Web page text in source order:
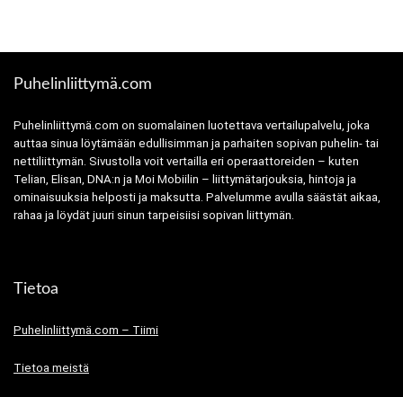
Puhelinliittymä.com
Puhelinliittymä.com on suomalainen luotettava vertailupalvelu, joka
auttaa sinua löytämään edullisimman ja parhaiten sopivan puhelin- tai
nettiliittymän. Sivustolla voit vertailla eri operaattoreiden – kuten
Telian, Elisan, DNA:n ja Moi Mobiilin – liittymätarjouksia, hintoja ja
ominaisuuksia helposti ja maksutta. Palvelumme avulla säästät aikaa,
rahaa ja löydät juuri sinun tarpeisiisi sopivan liittymän.
Tietoa
Puhelinliittymä.com – Tiimi
Tietoa meistä